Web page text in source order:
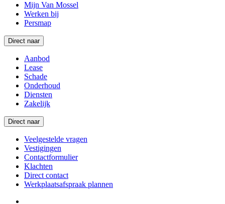
Mijn Van Mossel
Werken bij
Persmap
Direct naar
Aanbod
Lease
Schade
Onderhoud
Diensten
Zakelijk
Direct naar
Veelgestelde vragen
Vestigingen
Contactformulier
Klachten
Direct contact
Werkplaatsafspraak plannen